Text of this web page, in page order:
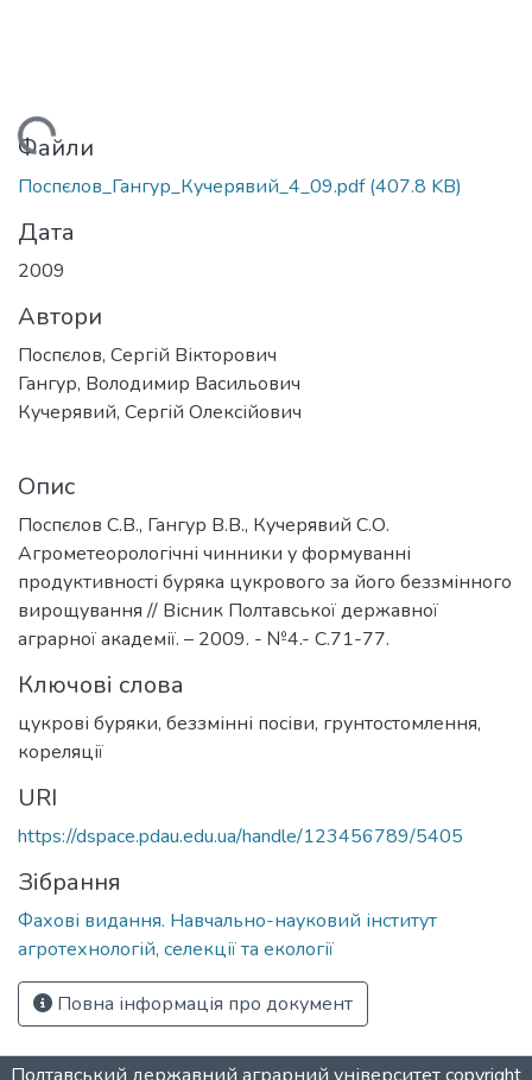
Вантажиться...
Файли
Поспєлов_Гангур_Кучерявий_4_09.pdf(407.8 KB)
Дата
2009
Автори
Поспєлов, Сергій Вікторович
Гангур, Володимир Васильович
Кучерявий, Сергій Олексійович
Опис
Поспєлов С.В., Гангур В.В., Кучерявий С.О.
Агрометеорологічні чинники у формуванні
продуктивності буряка цукрового за його беззмінного
вирощування // Вісник Полтавської державної
аграрної академії. – 2009. - №4.- С.71-77.
Ключові слова
цукрові буряки, беззмінні посіви, грунтостомлення,
кореляції
URI
https://dspace.pdau.edu.ua/handle/123456789/5405
Зібрання
Фахові видання. Навчально-науковий інститут
агротехнологій, селекції та екології
Повна інформація про документ